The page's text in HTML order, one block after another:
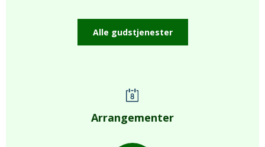
Alle gudstjenester
Arrangementer